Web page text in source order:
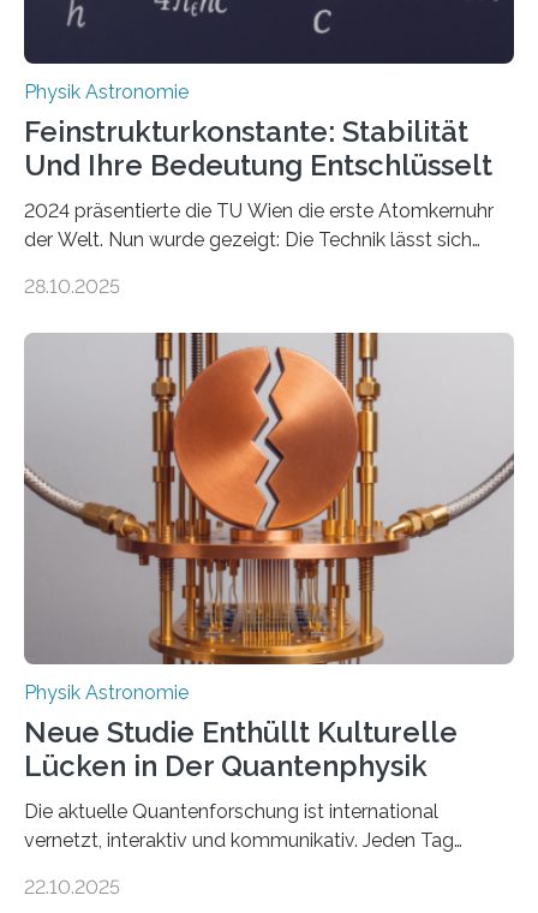
Physik Astronomie
Feinstrukturkonstante: Stabilität
Und Ihre Bedeutung Entschlüsselt
2024 präsentierte die TU Wien die erste Atomkernuhr
der Welt. Nun wurde gezeigt: Die Technik lässt sich
fundamentalen Physik nachzugehen. Thorium-
Messungen verwenden. Das hatte man jahrzehntelang
vermutet, weltweit war nach den passenden
Atomkern-Zuständen gesucht worden, 2024 gelang
einem Team der TU Wien mit Unterstützung
internationaler Partner der entscheidende Durchbruch:
Der lange diskutierte Thorium-Kernübergang wurde
gefunden. Kurz darauf konnte man zeigen, dass sich
Thorium tatsächlich nutzen lässt, um hochpräzise…
28.10.2025
Physik Astronomie
Neue Studie Enthüllt Kulturelle
Lücken in Der Quantenphysik
Die aktuelle Quantenforschung ist international
vernetzt, interaktiv und kommunikativ. Jeden Tag
oft von Autor*innen, die eng zusammenarbeiten. Neue
22.10.2025